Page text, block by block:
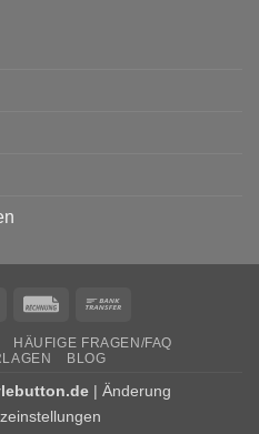
Cash
Delivery
Rechung
HÄUFIGE FRAGEN/FAQ
BLOG
| Änderung